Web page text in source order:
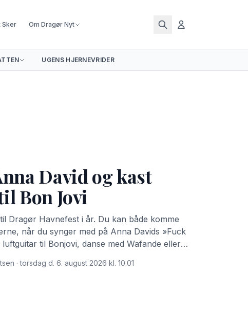
Sker Om Dragør Nyt
UGENS HJERNEVRIDER
David og kast
Bon Jovi
Dragør Havnefest i år. Du kan både komme
når du synger med på Anna Davids »Fuck
til Bonjovi, danse med Wafande eller
· torsdag d. 6. august 2026 kl. 10.01